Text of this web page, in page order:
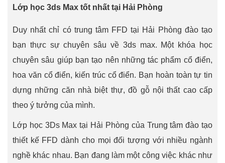
Lớp học 3ds Max tốt nhất tại Hải Phòng
Duy nhất chỉ có trung tâm FFD tại Hải Phòng đào tạo
bạn thực sự chuyên sâu về 3ds max. Một khóa học
chuyên sâu giúp bạn tạo nên những tác phẩm cổ điển,
hoa văn cổ điển, kiến trúc cổ điển. Bạn hoàn toàn tự tin
dựng những căn nhà biệt thự, đồ gỗ nội thất cao cấp
theo ý tưởng của mình.
Lớp học 3Ds Max tại Hải Phòng của Trung tâm đào tạo
thiết kế FFD dành cho mọi đối tượng với nhiều ngành
nghề khác nhau. Bạn đang làm một công việc khác như